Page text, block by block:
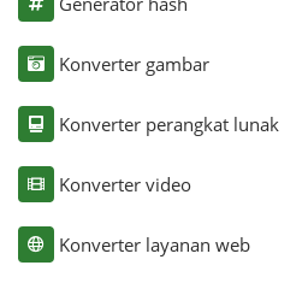
Konverter gambar
Konverter perangkat lunak
Konverter video
Konverter layanan web